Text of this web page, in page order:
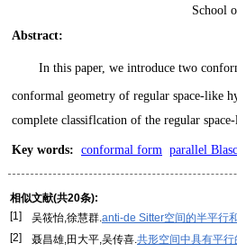
School
Abstract:
In this paper, we introduce two
conformal geometry of regular space-like
complete classiflcation of the regular
Key words: conformal form parallel
相似文献(共20条):
[1]
吴筱怡,徐慧群.anti-de Sitter空间的半平行
[2]
聂昌雄,田大平,吴传喜.共形空间中具有平